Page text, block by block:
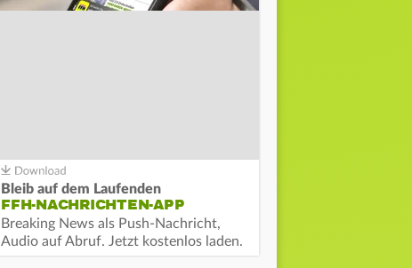
Bleib auf dem Laufenden
FFH-NACHRICHTEN-APP
Breaking News als Push-Nachricht,
Audio auf Abruf. Jetzt kostenlos laden.